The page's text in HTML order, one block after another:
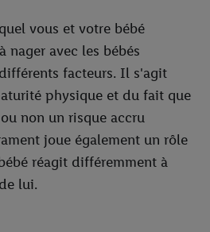
vous et votre bébé
nager avec les bébés
facteurs. Il s'agit
physique et du fait que
non un risque accru
joue également un rôle
réagit différemment à
lui.